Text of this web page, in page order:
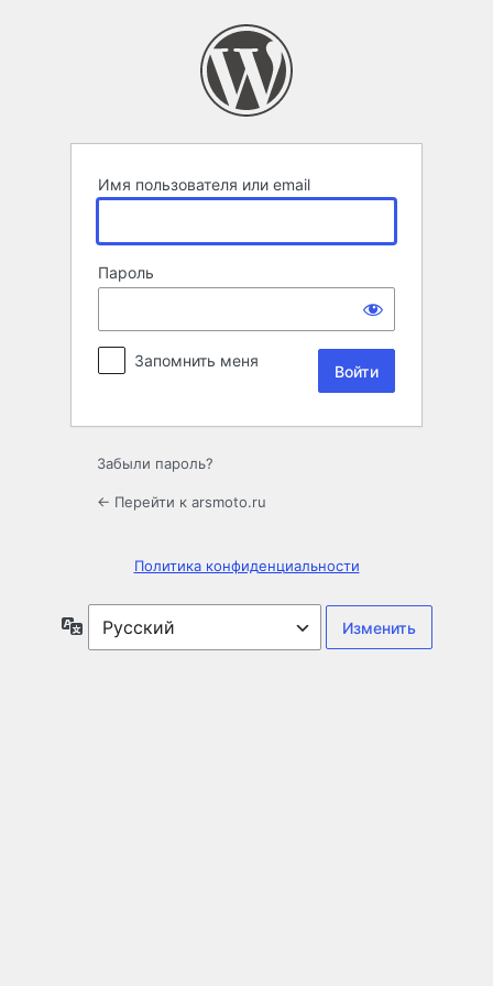
Имя пользователя или email
Пароль
Запомнить меня
Забыли пароль?
← Перейти к arsmoto.ru
Политика конфиденциальности
Язык